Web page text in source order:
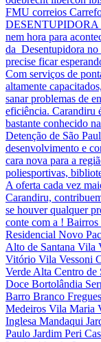
FMU correios
DESENTUPIDORA
nem hora para
da Desentupidora no
precise ficar
Com serviços de
altamente
sanar problemas de
eficiência. Carandiru
bastante conhecido
Detenção de São
desenvolvimento e
cara nova para a
poliesportivas,
A oferta cada vez
Carandiru,
se houver qualquer
conte com a !
Residencial Novo
Alto de Santana
Vitório Vila Vessoni
Verde Alta Centro
Doce Bortolândia
Barro Branco
Medeiros Vila Maria
Inglesa Mandaqui
Paulo Jardim Peri